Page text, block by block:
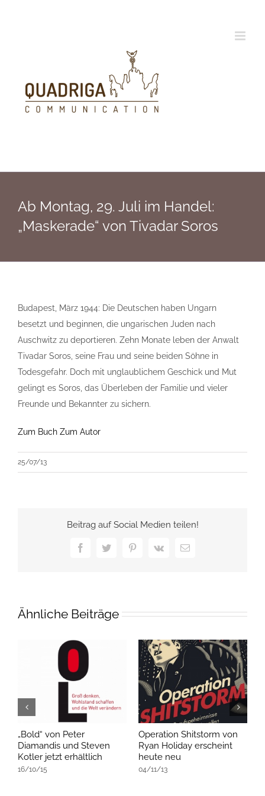
Ab Montag, 29. Juli im Handel:
„Maskerade“ von Tivadar Soros
Budapest, März 1944: Die Deutschen haben Ungarn
besetzt und beginnen, die ungarischen Juden nach
Auschwitz zu deportieren. Zehn Monate leben der Anwalt
Tivadar Soros, seine Frau und seine beiden Söhne in
Todesgefahr. Doch mit unglaublichem Geschick und Mut
gelingt es Soros, das Überleben der Familie und vieler
Freunde und Bekannter zu sichern.
Zum Buch Zum Autor
25/07/13
Beitrag auf Social Medien teilen!
FacebookTwitterPinterest
Vk
E-
Ähnliche Beiträge
„Bold“ von Peter
Diamandis und Steven
Kotler jetzt erhältlich
16/10/15
Operation Shitstorm von
Ryan Holiday erscheint
heute neu
04/11/13